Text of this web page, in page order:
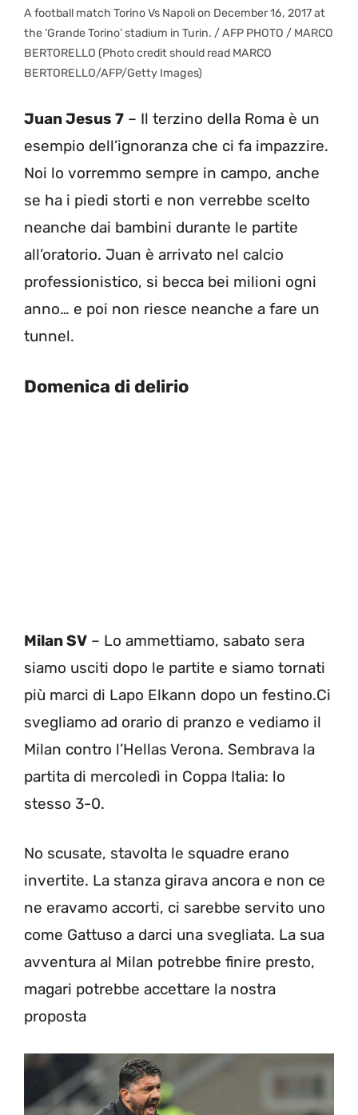
A football match Torino Vs Napoli on December 16, 2017 at
the ‘Grande Torino’ stadium in Turin. / AFP PHOTO / MARCO
BERTORELLO (Photo credit should read MARCO
BERTORELLO/AFP/Getty Images)
Juan Jesus 7 – Il terzino della Roma è un
esempio dell’ignoranza che ci fa impazzire.
Noi lo vorremmo sempre in campo, anche
se ha i piedi storti e non verrebbe scelto
neanche dai bambini durante le partite
all’oratorio. Juan è arrivato nel calcio
professionistico, si becca bei milioni ogni
anno… e poi non riesce neanche a fare un
tunnel.
Domenica di delirio
Milan SV – Lo ammettiamo, sabato sera
siamo usciti dopo le partite e siamo tornati
più marci di Lapo Elkann dopo un festino.Ci
svegliamo ad orario di pranzo e vediamo il
Milan contro l’Hellas Verona. Sembrava la
partita di mercoledì in Coppa Italia: lo
stesso 3-0.
No scusate, stavolta le squadre erano
invertite. La stanza girava ancora e non ce
ne eravamo accorti, ci sarebbe servito uno
come Gattuso a darci una svegliata. La sua
avventura al Milan potrebbe finire presto,
magari potrebbe accettare la nostra
proposta